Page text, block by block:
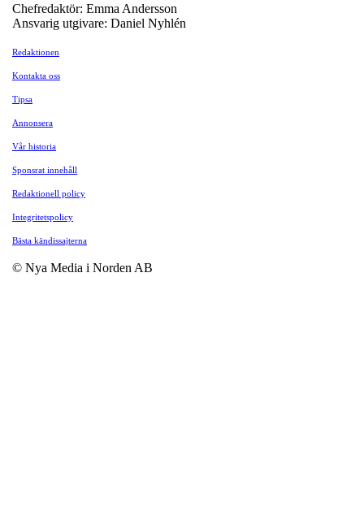
Chefredaktör: Emma Andersson
Ansvarig utgivare: Daniel Nyhlén
Redaktionen
Kontakta oss
Tipsa
Annonsera
Vår historia
Sponsrat innehåll
Redaktionell policy
Integritetspolicy
Bästa kändissajterna
© Nya Media i Norden AB